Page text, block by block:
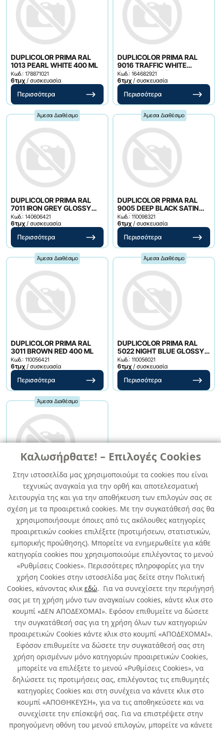
Καλωσήρθατε! – Επιλογές Cookies
Στην ιστοσελίδα μας χρησιμοποιούμε τα cookies που είναι
τεχνικώς αναγκαία για την ορθή και αποτελεσματική
λειτουργία της και για την αποθήκευση των επιλογών σας σε
σχέση με τα προαιρετικά cookies. Με την συγκατάθεσή σας θα
χρησιμοποιήσουμε όποιες από τις ακόλουθες κατηγορίες
προαιρετικών cookies επιλέξετε (προτιμήσεων, στατιστικών,
εμπορικής προώθησης). Μπορείτε να ενημερωθείτε για κάθε
κατηγορία cookies που χρησιμοποιούμε επιλέγοντας το μενού
«Ρυθμίσεις Cookies». Περισσότερες πληροφορίες για την
χρήση Cookies στην ιστοσελίδα μας δείτε στην Πολιτική
Cookies, κάνοντας κλικ εδώ. Για να συνεχίσετε την περιήγησή
σας με τη χρήση μόνο των αναγκαίων cookies, κάντε κλικ στο
κουμπί «ΔΕΝ ΑΠΟΔΕΧΟΜΑΙ». Εφόσον επιθυμείτε να δώσετε
την συγκατάθεσή σας για τη χρήση όλων των κατηγοριών
προαιρετικών Cookies κάντε κλικ στο κουμπί «ΑΠΟΔΕΧΟΜΑΙ».
Εφόσον επιθυμείτε να δώσετε την συγκατάθεσή σας στη
χρήση ορισμένων μόνο κατηγοριών προαιρετικών Cookies,
μπορείτε να επιλέξετε το μενού «Ρυθμίσεις Cookies», να
δηλώσετε τις προτιμήσεις σας, επιλέγοντας τις επιθυμητές
κατηγορίες Cookies και στη συνέχεια να κάνετε κλικ στο
κουμπί «ΑΠΟΘΗΚΕΥΣΗ», για να τις αποθηκεύσετε και να
συνεχίσετε την επίσκεψή σας. Για να επιστρέψετε στην
προηγούμενη οθόνη του μενού επιλογών, μπορείτε να κάνετε
DUPLICOLOR PRIMA RAL
1013 PEARL WHITE 400 ML
Κωδ.: 178871021
6τμχ / συσκευασία
Περισσότερα
DUPLICOLOR PRIMA RAL
9016 TRAFFIC WHITE
GLOSSY 400 ML
Κωδ.: 164682921
6τμχ / συσκευασία
Περισσότερα
Άμεσα Διαθέσιμο
DUPLICOLOR PRIMA RAL
7011 IRON GREY GLOSSY
400 ML
Κωδ.: 140606421
6τμχ / συσκευασία
Περισσότερα
Άμεσα Διαθέσιμο
DUPLICOLOR PRIMA RAL
9005 DEEP BLACK SATIN
MATT 400 ML
Κωδ.: 110098321
6τμχ / συσκευασία
Περισσότερα
Άμεσα Διαθέσιμο
DUPLICOLOR PRIMA RAL
3011 BROWN RED 400 ML
Κωδ.: 110056421
6τμχ / συσκευασία
Περισσότερα
Άμεσα Διαθέσιμο
DUPLICOLOR PRIMA RAL
5022 NIGHT BLUE GLOSSY
400 ML
Κωδ.: 110056021
6τμχ / συσκευασία
Περισσότερα
Άμεσα Διαθέσιμο
DUPLICOLOR PRIMA RAL
4008 SIGNAL VIOLET
GLOSSY 400 ML
Κωδ.: 110055821
6τμχ/ συσκευασία
Περισσότερα
13 14
Σχετικά με εμάς
Χρήσιμα
Όροι χρήσης & Ασφάλεια